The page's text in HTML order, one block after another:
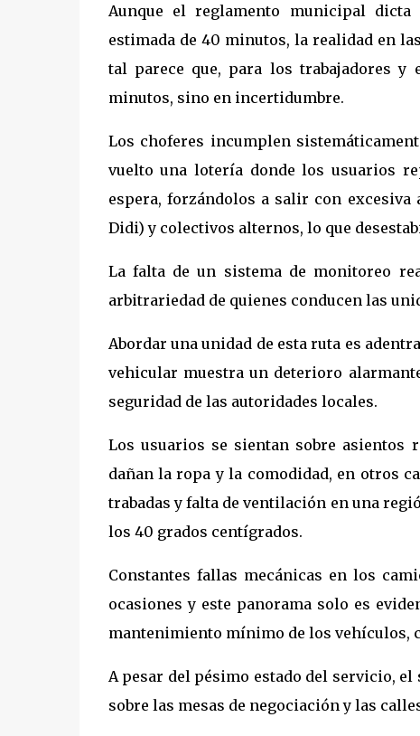
Aunque el reglamento municipal
estimada de 40 minutos, la realidad en
tal parece que, para los trabajadores y
minutos, sino en incertidumbre.
Los choferes incumplen
vuelto una lotería donde los usuarios
espera, forzándolos a salir con
Didi) y colectivos alternos, lo que
La falta de un sistema de monitoreo
arbitrariedad de quienes conducen las
Abordar una unidad de esta ruta es
vehicular muestra un deterioro
seguridad de las autoridades locales.
Los usuarios se sientan sobre asientos
dañan la ropa y la comodidad, en otros
trabadas y falta de ventilación en una
los 40 grados centígrados.
Constantes fallas mecánicas en los
ocasiones y este panorama solo es
mantenimiento mínimo de los vehículos,
A pesar del pésimo estado del servicio,
sobre las mesas de negociación y las